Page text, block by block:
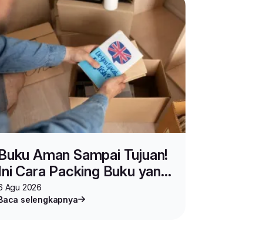
Aman Sampai Tujuan!
Cara Packing Buku yang
untuk Jualan dan
Agu 2026
selengkapnya